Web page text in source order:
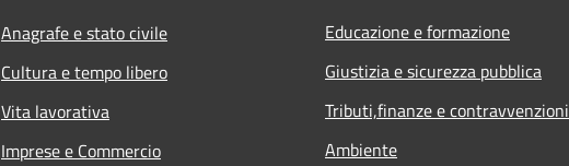
Anagrafe e stato civile
Cultura e tempo libero
Vita lavorativa
Imprese e Commercio
Educazione e formazione
Giustizia e sicurezza pubblica
Tributi,finanze e contravvenzioni
Ambiente